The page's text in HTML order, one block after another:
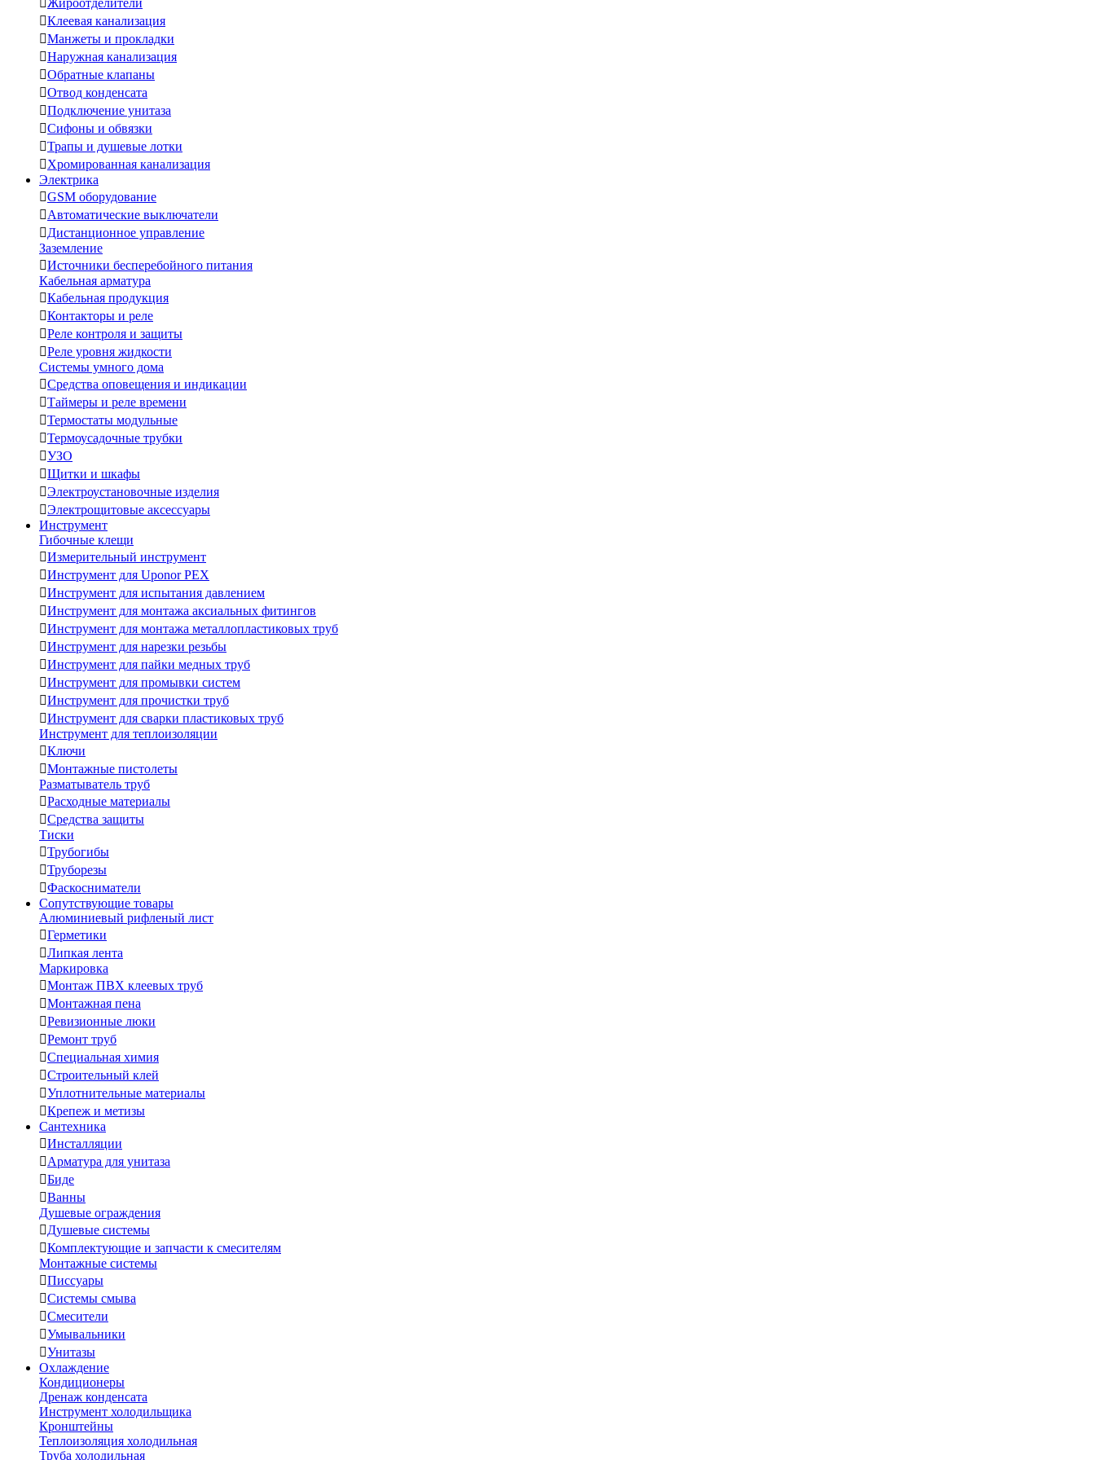
Жироотделители
Клеевая канализация
Манжеты и прокладки
Наружная канализация
Обратные клапаны
Отвод конденсата
Подключение унитаза
Сифоны и обвязки
Трапы и душевые лотки
Хромированная канализация
Электрика
GSM оборудование
Автоматические выключатели
Дистанционное управление
Заземление
Источники бесперебойного питания
Кабельная арматура
Кабельная продукция
Контакторы и реле
Реле контроля и защиты
Реле уровня жидкости
Системы умного дома
Средства оповещения и индикации
Таймеры и реле времени
Термостаты модульные
Термоусадочные трубки
УЗО
Щитки и шкафы
Электроустановочные изделия
Электрощитовые аксессуары
Инструмент
Гибочные клещи
Измерительный инструмент
Инструмент для Uponor PEX
Инструмент для испытания давлением
Инструмент для монтажа аксиальных фитингов
Инструмент для монтажа металлопластиковых труб
Инструмент для нарезки резьбы
Инструмент для пайки медных труб
Инструмент для промывки систем
Инструмент для прочистки труб
Инструмент для сварки пластиковых труб
Инструмент для теплоизоляции
Ключи
Монтажные пистолеты
Разматыватель труб
Расходные материалы
Средства защиты
Тиски
Трубогибы
Труборезы
Фаскосниматели
Сопутствующие товары
Алюминиевый рифленый лист
Герметики
Липкая лента
Маркировка
Монтаж ПВХ клеевых труб
Монтажная пена
Ревизионные люки
Ремонт труб
Специальная химия
Строительный клей
Уплотнительные материалы
Крепеж и метизы
Сантехника
Инсталляции
Арматура для унитаза
Биде
Ванны
Душевые ограждения
Душевые системы
Комплектующие и запчасти к смесителям
Монтажные системы
Писсуары
Системы смыва
Смесители
Умывальники
Унитазы
Охлаждение
Кондиционеры
Дренаж конденсата
Инструмент холодильщика
Кронштейны
Теплоизоляция холодильная
Труба холодильная